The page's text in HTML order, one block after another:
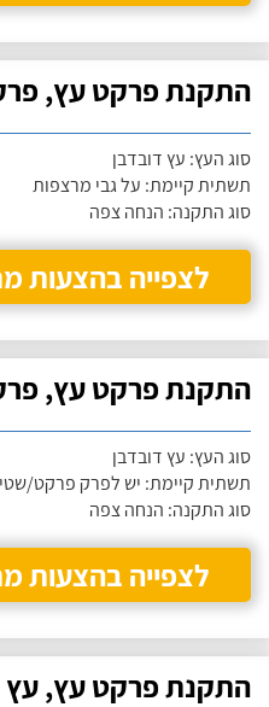
התקנת פרקט עץ,
סוג העץ: עץ דובדבן
תשתית קיימת: על גבי מרצפות
סוג התקנה: הנחה צפה
לצפייה בהצעות
התקנת פרקט עץ,
סוג העץ: עץ דובדבן
תשתית קיימת: יש לפרק פרקט/
סוג התקנה: הנחה צפה
לצפייה בהצעות
התקנת פרקט עץ, עץ